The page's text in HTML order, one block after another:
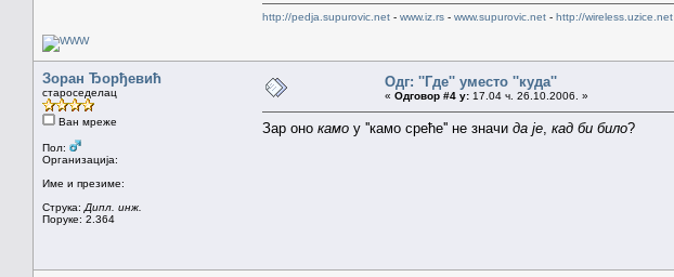
http://pedja.supurovic.net - www.iz.rs - www.supurovic.net - http://wireless.uzice.net
Зоран Ђорђевић
староседелац
Ван мреже
Пол:
Организација:
Име и презиме:
Струка: Дипл. инж.
Поруке: 2.364
Одг: ''Где'' уместо ''куда''
« Одговор #4 у: 17.04 ч. 26.10.2006. »
Зар оно камо у ''камо среће'' не значи да је кад би било?